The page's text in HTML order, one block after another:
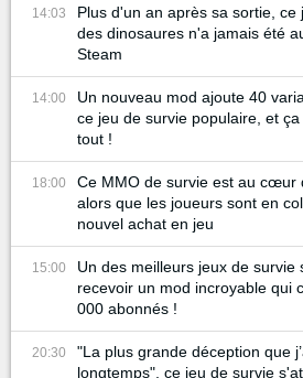
14:03
Plus d'un an après sa sortie, ce
des dinosaures n'a jamais été
Steam
14:00
Un nouveau mod ajoute 40
ce jeu de survie populaire, et
tout !
18:00
Ce MMO de survie est au cœur
alors que les joueurs sont en
nouvel achat en jeu
15:00
Un des meilleurs jeux de survie
recevoir un mod incroyable qui
000 abonnés !
20:30
"La plus grande déception que
longtemps", ce jeu de survie